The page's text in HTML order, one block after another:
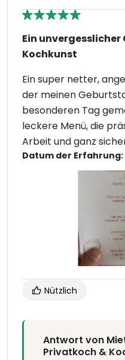
Ein
Kochkunst
Ein super netter,
der meinen
besonderen Tag
leckere Menü, die
Arbeit und ganz
Datum der Erfahrung:
Nützlich
Antwort von
Privatkoch &